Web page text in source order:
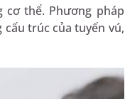
cơ thể. Phương pháp
trúc của tuyến vú,